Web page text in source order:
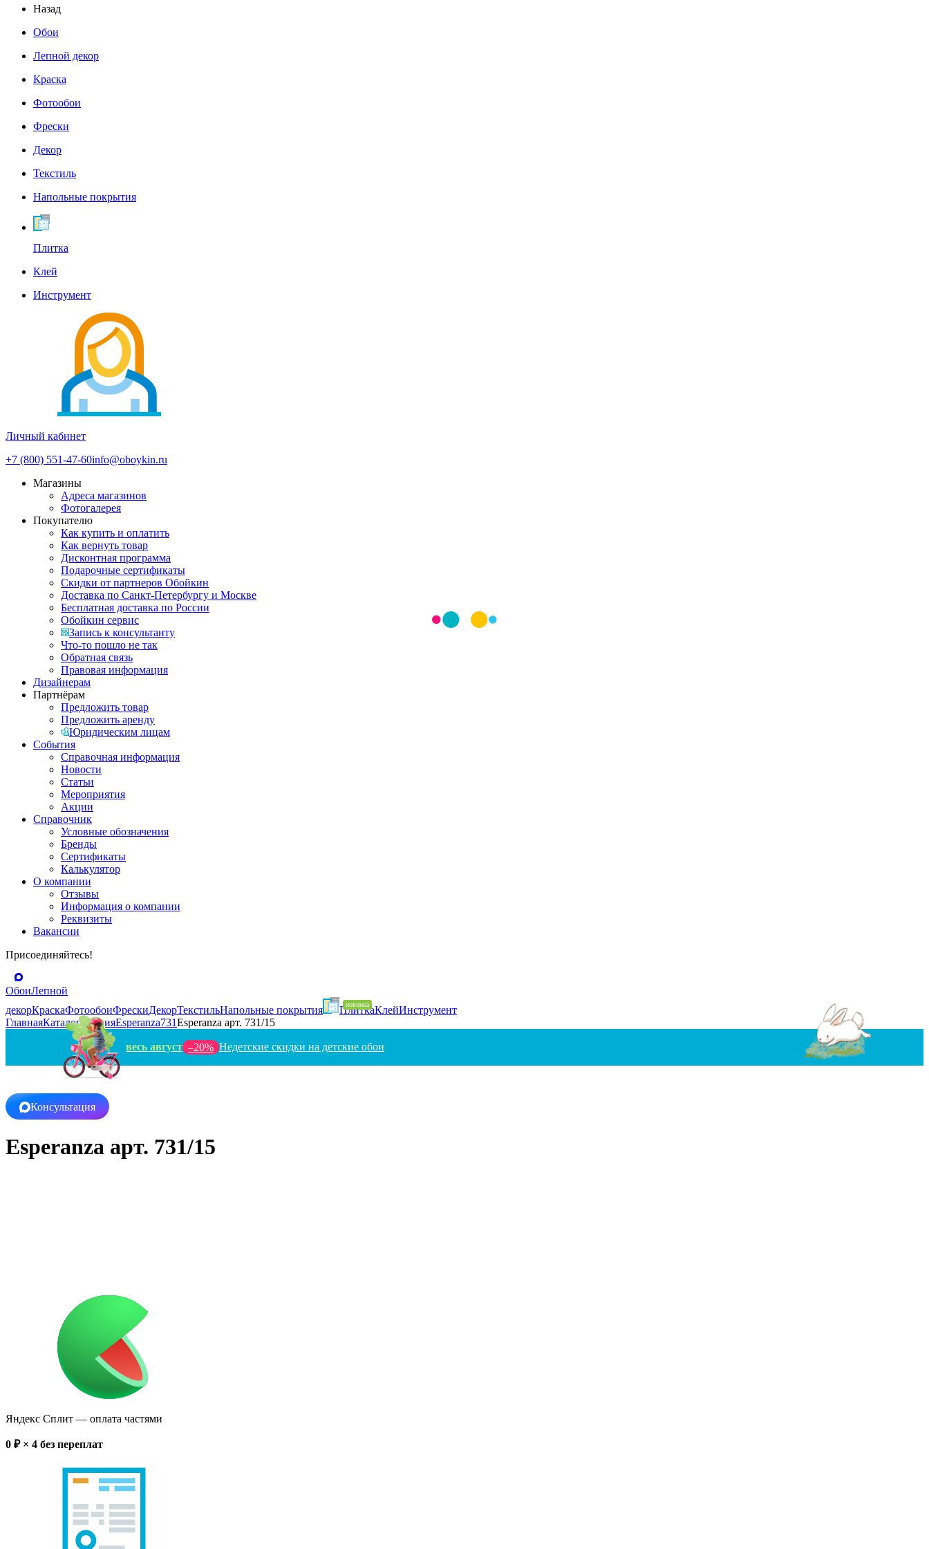
Назад
Обои
Лепной декор
Краска
Фотообои
Фрески
Декор
Текстиль
Напольные покрытия
Плитка
Клей
Инструмент
Личный кабинет
+7 (800) 551-47-60info@oboykin.ru
Магазины
Адреса магазинов
Фотогалерея
Покупателю
Как купить и оплатить
Как вернуть товар
Дисконтная программа
Подарочные сертификаты
Скидки от партнеров Обойкин
Доставка по Санкт-Петербургу и Москве
Бесплатная доставка по России
Обойкин сервис
Запись к консультанту
Что-то пошло не так
Обратная связь
Правовая информация
Дизайнерам
Партнёрам
Предложить товар
Предложить аренду
Юридическим лицам
События
Справочная информация
Новости
Статьи
Мероприятия
Акции
Справочник
Условные обозначения
Бренды
Сертификаты
Калькулятор
О компании
Отзывы
Информация о компании
Реквизиты
Вакансии
Присоединяйтесь!
ОбоиЛепной
декорКраскаФотообоиФрескиДекорТекстильНапольные покрытия ПлиткаКлейИнструмент
ГлавнаяКаталогТурцияEsperanza731Esperanza арт. 731/15
весь август –20% Недетские скидки на детские обои
Консультация
Esperanza арт. 731/15
Яндекс Сплит — оплата частями
0 ₽ × 4 без переплат